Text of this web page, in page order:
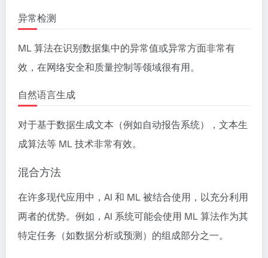
异常检测
ML 算法在识别数据集中的异常值或异常方面非常有
效，在网络安全和质量控制等领域很有用。
自然语言生成
对于基于数据生成文本（例如自动报告系统），文本生
成算法等 ML 技术非常有效。
混合方法
在许多现代应用中，AI 和 ML 被结合使用，以充分利用
两者的优势。例如，AI 系统可能会使用 ML 算法作为其
特定任务（如数据分析或预测）的组成部分之一。